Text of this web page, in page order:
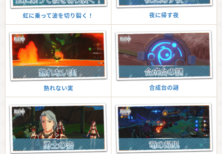
虹に乗って波を切り裂く！ 夜に帰す夜
熟れない実 合成台の謎